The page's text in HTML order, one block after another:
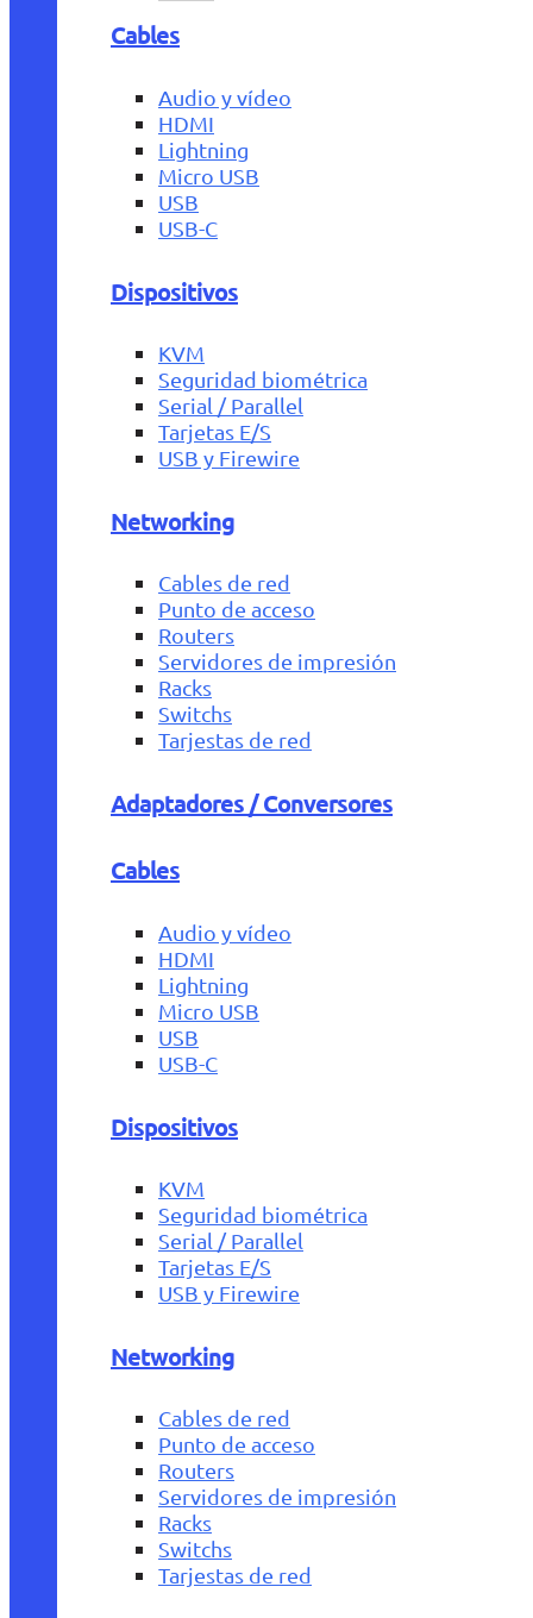
Cables
Audio y vídeo
HDMI
Lightning
Micro USB
USB
USB-C
Dispositivos
KVM
Seguridad biométrica
Serial / Parallel
Tarjetas E/S
USB y Firewire
Networking
Cables de red
Punto de acceso
Routers
Servidores de impresión
Racks
Switchs
Tarjestas de red
Adaptadores / Conversores
Cables
Audio y vídeo
HDMI
Lightning
Micro USB
USB
USB-C
Dispositivos
KVM
Seguridad biométrica
Serial / Parallel
Tarjetas E/S
USB y Firewire
Networking
Cables de red
Punto de acceso
Routers
Servidores de impresión
Racks
Switchs
Tarjestas de red